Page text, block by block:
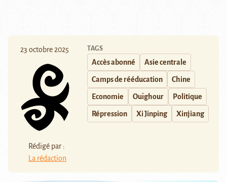
23 octobre 2025
Rédigé par :
La rédaction
TAGS
Accès abonné Asie centrale
Camps de rééducation Chine
Economie Ouïghour Politique
Répression Xi Jinping Xinjiang